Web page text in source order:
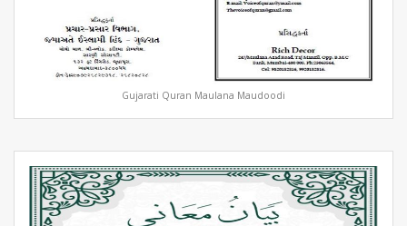
Gujarati Quran Maulana Maudoodi